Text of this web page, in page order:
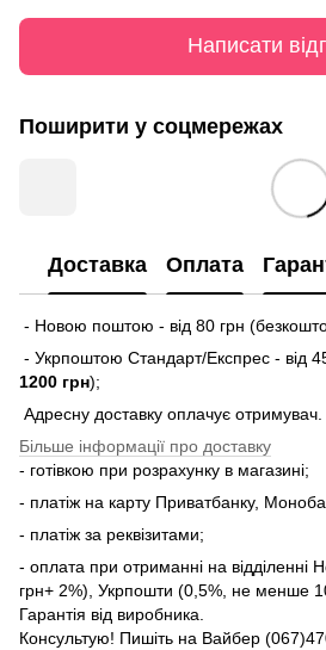
Написати
Поширити у соцмережах
Доставка Оплата
- Новою поштою - від 80 грн
- Укрпоштою Стандарт/Експрес - від
1200 грн);
Адресну доставку оплачує отримувач.
Більше інформації про доставку
- готівкою при розрахунку в магазині;
- платіж на карту Приватбанку,
- платіж за реквізитами;
- оплата при отриманні на відділенні
грн+ 2%), Укрпошти (0,5%, не менше
Гарантія від виробника.
Консультую! Пишіть на Вайбер